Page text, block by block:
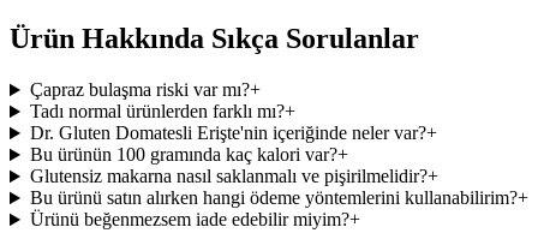
Ürün Hakkında Sıkça Sorulanlar
Çapraz bulaşma riski var mı?+
Tadı normal ürünlerden farklı mı?+
Dr. Gluten Domatesli Erişte'nin içeriğinde neler var?+
Bu ürünün 100 gramında kaç kalori var?+
Glutensiz makarna nasıl saklanmalı ve pişirilmelidir?+
Bu ürünü satın alırken hangi ödeme yöntemlerini kullanabilirim?+
Ürünü beğenmezsem iade edebilir miyim?+